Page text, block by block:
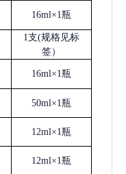
16ml×1瓶
1支(规格见标
签）
16ml×1瓶
50ml×1瓶
12ml×1瓶
12ml×1瓶